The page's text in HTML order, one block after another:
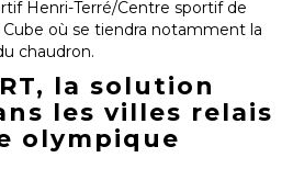
Henri-Terré/Centre sportif de
Cube où se tiendra notamment la
chaudron.
la solution
les villes relais
olympique